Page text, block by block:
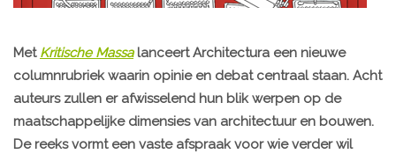
Met Kritische Massalanceert Architectura een nieuwe
columnrubriek waarin opinie en debat centraal staan. Acht
auteurs zullen er afwisselend hun blik werpen op de
maatschappelijke dimensies van architectuur en bouwen.
De reeks vormt een vaste afspraak voor wie verder wil